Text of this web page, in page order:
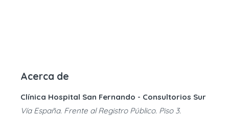
Acerca de
Clínica Hospital San Fernando - Consultorios Sur
Vía España. Frente al Registro Público. Piso 3.